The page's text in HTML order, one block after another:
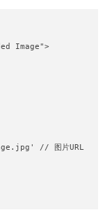
Image">
// 图片URL